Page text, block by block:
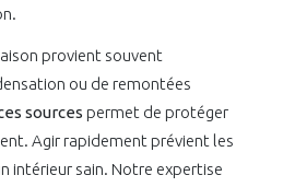
provient souvent
ou de remontées
sources permet de protéger
Agir rapidement prévient les
intérieur sain. Notre expertise